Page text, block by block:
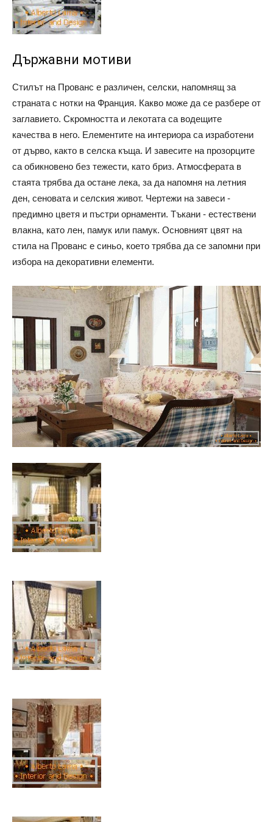
Държавни мотиви
Стилът на Прованс е различен, селски, напомнящ за
страната с нотки на Франция. Какво може да се разбере от
заглавието. Скромността и лекотата са водещите
качества в него. Елементите на интериора са изработени
от дърво, както в селска къща. И завесите на прозорците
са обикновено без тежести, като бриз. Атмосферата в
стаята трябва да остане лека, за да напомня на летния
ден, сеновата и селския живот. Чертежи на завеси -
предимно цветя и пъстри орнаменти. Тъкани - естествени
влакна, като лен, памук или памук. Основният цвят на
стила на Прованс е синьо, което трябва да се запомни при
избора на декоративни елементи.